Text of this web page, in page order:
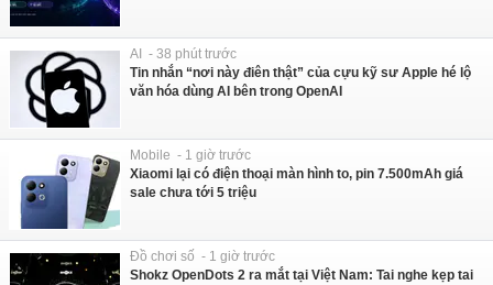
AI - 38 phút trước
Tin nhắn “nơi này điên thật” của cựu kỹ sư Apple hé lộ
văn hóa dùng AI bên trong OpenAI
Mobile - 1 giờ trước
Xiaomi lại có điện thoại màn hình to, pin 7.500mAh giá
sale chưa tới 5 triệu
Đồ chơi số - 1 giờ trước
Shokz OpenDots 2 ra mắt tại Việt Nam: Tai nghe kẹp tai